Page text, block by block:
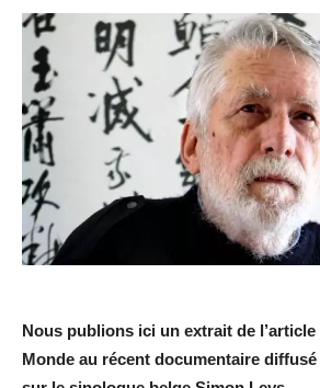
Nous publions ici un extrait de
Monde au récent documentaire